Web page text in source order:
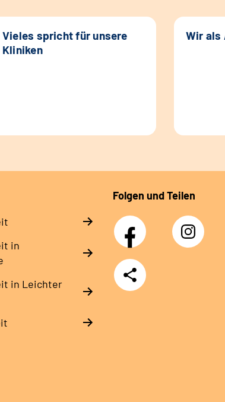
Vieles spricht für unsere
Kliniken
Wir als
in
in Leichter
Folgen und Teilen
Facebook Instagram
Teilen